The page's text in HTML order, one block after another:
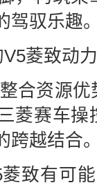
驾驭乐趣
菱致动
合资源
菱赛车
跨越结合
致有可